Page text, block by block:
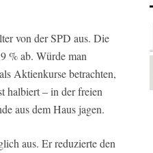
von der SPD aus. Die
% ab. Würde man
Aktienkurse betrachten,
halbiert – in der freien
aus dem Haus jagen.
aus. Er reduzierte den